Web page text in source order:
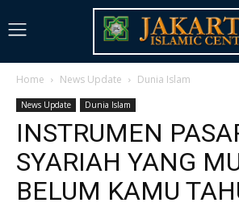
Home News Update Dunia Islam
News Update Dunia Islam
INSTRUMEN
SYARIAH YANG
BELUM KAMU